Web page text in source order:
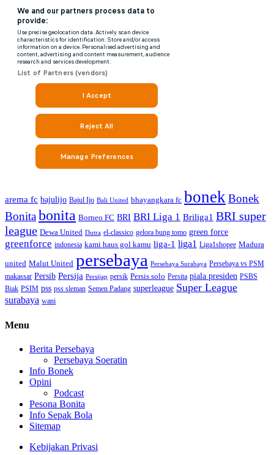
arema fc bajulijo Bajul Ijo Bali United bhayangkara fc bonekBonek
Bonitabonita Borneo FC BRI BRI Liga 1 Briliga1 BRI super
league Dewa United Dutra el-classico gelora bung tomo green force
greenforce indonesia kami haus gol kamu liga-1 liga1 Liga1shopee Madura
united Malut United persebaya Persebaya Surabaya Persebaya vs PSM
makassar Persib Persija Persijap persik Persis solo Persita piala presiden PSBS
Biak PSIM pss pss sleman Semen Padang superleague Super League
surabaya wani
Menu
Berita Persebaya
Persebaya Soeratin
Info Bonek
Opini
Podcast
Pesona Bonita
Info Sepak Bola
Sitemap
Kebijakan Privasi